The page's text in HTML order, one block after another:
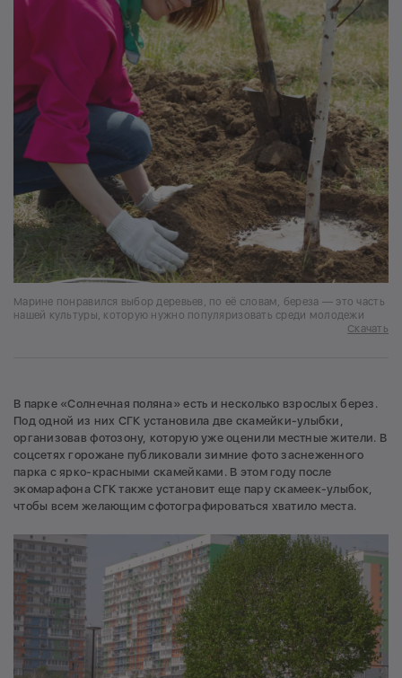
Марине понравился выбор деревьев, по её словам, береза — это часть
нашей культуры, которую нужно популяризовать среди молодежи
Скачать
В парке «Солнечная поляна» есть и несколько взрослых берез.
Под одной из них СГК установила две скамейки-улыбки,
организовав фотозону, которую уже оценили местные жители. В
соцсетях горожане публиковали зимние фото заснеженного
парка с ярко-красными скамейками. В этом году после
экомарафона СГК также установит еще пару скамеек-улыбок,
чтобы всем желающим сфотографироваться хватило места.